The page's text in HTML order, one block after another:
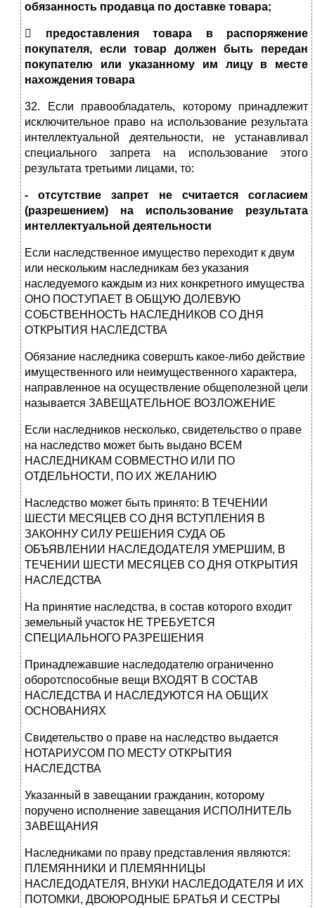
обязанность продавца по доставке товара;
 предоставления товара в распоряжение
покупателя, если товар должен быть передан
покупателю или указанному им лицу в месте
нахождения товара
32. Если правообладатель, которому принадлежит
исключительное право на использование результата
интеллектуальной деятельности, не устанавливал
специального запрета на использование этого
результата третьими лицами, то:
- отсутствие запрет не считается согласием
(разрешением) на использование результата
интеллектуальной деятельности
Если наследственное имущество переходит к двум
или нескольким наследникам без указания
наследуемого каждым из них конкретного имущества
ОНО ПОСТУПАЕТ В ОБЩУЮ ДОЛЕВУЮ
СОБСТВЕННОСТЬ НАСЛЕДНИКОВ СО ДНЯ
ОТКРЫТИЯ НАСЛЕДСТВА
Обязание наследника совершть какое-либо действие
имущественного или неимущественного характера,
направленное на осуществление общеполезной цели
называется ЗАВЕЩАТЕЛЬНОЕ ВОЗЛОЖЕНИЕ
Если наследников несколько, свидетельство о праве
на наследство может быть выдано ВСЕМ
НАСЛЕДНИКАМ СОВМЕСТНО ИЛИ ПО
ОТДЕЛЬНОСТИ, ПО ИХ ЖЕЛАНИЮ
Наследство может быть принято: В ТЕЧЕНИИ
ШЕСТИ МЕСЯЦЕВ СО ДНЯ ВСТУПЛЕНИЯ В
ЗАКОННУ СИЛУ РЕШЕНИЯ СУДА ОБ
ОБЪЯВЛЕНИИ НАСЛЕДОДАТЕЛЯ УМЕРШИМ, В
ТЕЧЕНИИ ШЕСТИ МЕСЯЦЕВ СО ДНЯ ОТКРЫТИЯ
НАСЛЕДСТВА
На принятие наследства, в состав которого входит
земельный участок НЕ ТРЕБУЕТСЯ
СПЕЦИАЛЬНОГО РАЗРЕШЕНИЯ
Принадлежавшие наследодателю ограниченно
оборотспособные вещи ВХОДЯТ В СОСТАВ
НАСЛЕДСТВА И НАСЛЕДУЮТСЯ НА ОБЩИХ
ОСНОВАНИЯХ
Свидетельство о праве на наследство выдается
НОТАРИУСОМ ПО МЕСТУ ОТКРЫТИЯ
НАСЛЕДСТВА
Указанный в завещании гражданин, которому
поручено исполнение завещания ИСПОЛНИТЕЛЬ
ЗАВЕЩАНИЯ
Наследниками по праву представления являются:
ПЛЕМЯННИКИ И ПЛЕМЯННИЦЫ
НАСЛЕДОДАТЕЛЯ, ВНУКИ НАСЛЕДОДАТЕЛЯ И ИХ
ПОТОМКИ, ДВОЮРОДНЫЕ БРАТЬЯ И СЕСТРЫ